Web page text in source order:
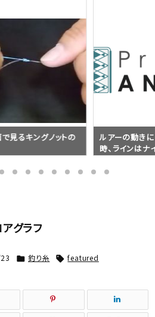

検索
見るキングノットの
ルアーの動き
時、ラインはナ
グラフ
 釣り糸  featured